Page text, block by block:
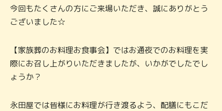
今回もたくさんの方にご来場いただき、誠にありがとう
ございました☆
【家族葬のお料理お食事会】ではお通夜でのお料理を実
際にお召し上がりいただきましたが、いかがでしたでし
ょうか？
永田屋では皆様にお料理が行き渡るよう、配膳にもこだ